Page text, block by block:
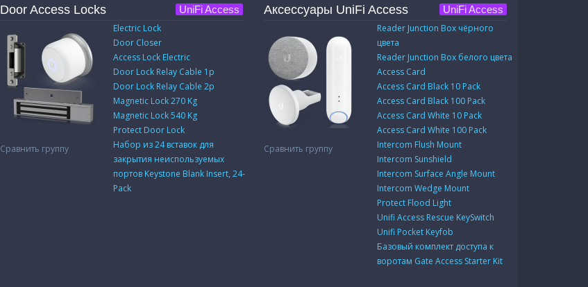
Door Access Locks UniFi Access
Сравнить группу
Electric Lock
Door Closer
Access Lock Electric
Door Lock Relay Cable 1p
Door Lock Relay Cable 2p
Magnetic Lock 270 Kg
Magnetic Lock 540 Kg
Protect Door Lock
Набор из 24 вставок для
закрытия неиспользуемых
портов Keystone Blank Insert, 24-
Pack
Аксессуары UniFi Access UniFi Access
Сравнить группу
Reader Junction Box чёрного
цвета
Reader Junction Box белого цвета
Access Card
Access Card Black 10 Pack
Access Card Black 100 Pack
Access Card White 10 Pack
Access Card White 100 Pack
Intercom Flush Mount
Intercom Sunshield
Intercom Surface Angle Mount
Intercom Wedge Mount
Protect Flood Light
Unifi Access Rescue KeySwitch
Unifi Pocket Keyfob
Базовый комплект доступа к
воротам Gate Access Starter Kit